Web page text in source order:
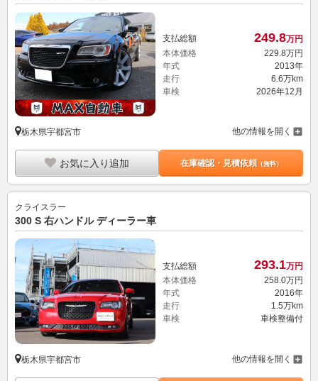
支払総額 249.8万円
本体価格
229. 8万円
年式
2013年
走行
6.6万km
車検
2026年12月
栃木県宇都宮市 他の情報を開く
お気に入り追加 在庫確認・見積依頼（無料）
クライスラー
300 S 右ハンドル ディーラー車
支払総額 293.1万円
本体価格
258.0万円
年式
2016年
走行
1.5万km
車検
車検整備付
栃木県宇都宮市 他の情報を開く